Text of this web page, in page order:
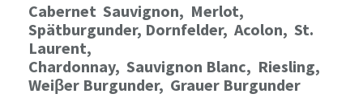
Cabernet Sauvignon, Merlot,
Spätburgunder, Dornfelder, Acolon, St.
Laurent,
Chardonnay, Sauvignon Blanc, Riesling,
Weiβer Burgunder, Grauer Burgunder